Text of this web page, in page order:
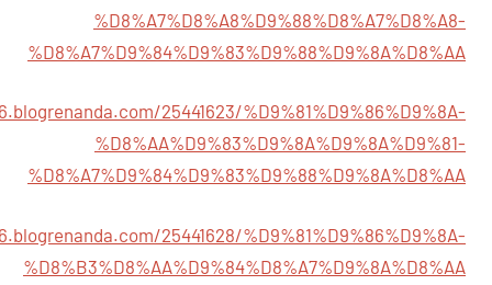
%D8%A7%D8%A8%D9%88%D8%A7%D8%A8-
%D8%A7%D9%84%D9%83%D9%88%D9%8A%D8%AA
25441623/%D9%81%D9%86%D9%8A-
%D8%AA%D9%83%D9%8A%D9%8A%D9%81-
%D8%A7%D9%84%D9%83%D9%88%D9%8A%D8%AA
25441628/%D9%81%D9%86%D9%8A-
%D8%B3%D8%AA%D9%84%D8%A7%D9%8A%D8%AA